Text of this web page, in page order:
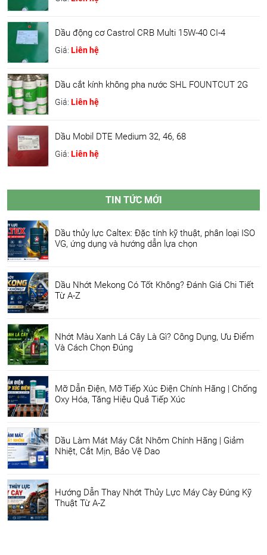
Dầu động cơ Castrol CRB Multi 15W-40 CI-4
Giá: Liên hệ
Dầu cắt kính không pha nước SHL FOUNTCUT 2G
Giá: Liên hệ
Dầu Mobil DTE Medium 32, 46, 68
Giá: Liên hệ
TIN TỨC MỚI
Dầu thủy lực Caltex: Đặc tính kỹ thuật, phân loại ISO
VG, ứng dụng và hướng dẫn lựa chọn
Dầu Nhớt Mekong Có Tốt Không? Đánh Giá Chi Tiết
Từ A-Z
Nhớt Màu Xanh Lá Cây Là Gì? Công Dụng, Ưu Điểm
Và Cách Chọn Đúng
Mỡ Dẫn Điện, Mỡ Tiếp Xúc Điện Chính Hãng | Chống
Oxy Hóa, Tăng Hiệu Quả Tiếp Xúc
Dầu Làm Mát Máy Cắt Nhôm Chính Hãng | Giảm
Nhiệt, Cắt Mịn, Bảo Vệ Dao
Hướng Dẫn Thay Nhớt Thủy Lực Máy Cày Đúng Kỹ
Thuật Từ A-Z